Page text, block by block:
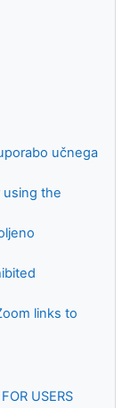
učnega
using the
links to
USERS